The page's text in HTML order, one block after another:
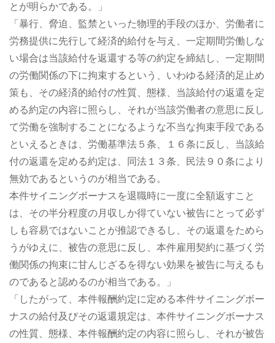
とが明らかである。」
「暴行、脅迫、監禁といった物理的手段のほか、労働者に
労務提供に先行して経済的給付を与え、一定期間労働しな
い場合は当該給付を返還する等の約定を締結し、一定期間
の労働関係の下に拘束するという、いわゆる経済的足止め
策も、その経済的給付の性質、態様、当該給付の返還を定
める約定の内容に照らし、それが当該労働者の意思に反し
て労働を強制することになるような不当な拘束手段である
といえるときは、労働基準法５条、１６条に反し、当該給
付の返還を定める約定は、同法１３条、民法９０条により
無効であるというのが相当である。
本件サイニングボーナスを退職時に一度に全額返すこと
は、その半分程度の月収しか得ていない被告にとって必ず
しも容易ではないことが推認できるし、その返還をためら
うがゆえに、被告の意思に反し、本件雇用契約に基づく労
働関係の拘束に甘んじざるを得ない効果を被告に与えるも
のであると認めるのが相当である。」
「したがって、本件報酬約定に定める本件サイニングボー
ナスの給付及びその返還規定は、本件サイニングボーナス
の性質、態様、本件報酬約定の内容に照らし、それが被告